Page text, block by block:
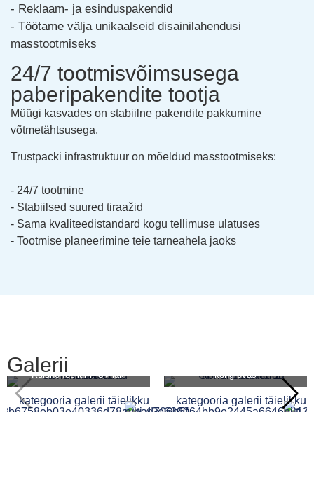
- Reklaam- ja esinduspakendid
- Töötame välja unikaalseid disainilahendusi
masstootmiseks
24/7 tootmisvõimsusega
paberipakendite tootja
Müügi kasvades on stabiilne pakendite pakkumine
võtmetähtsusega.
Trustpacki infrastruktuur on mõeldud masstootmiseks:
- 24/7 tootmine
- Stabiilsed suured tiraažid
- Sama kvaliteedistandard kogu tellimuse ulatuses
- Tootmise planeerimine teie tarneahela jaoks
Galerii
Kuldne foolium, UV-laki
kongrevas